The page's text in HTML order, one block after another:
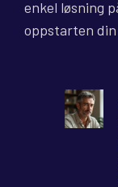
enkel løsning
oppstarten din